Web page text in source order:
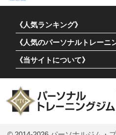
《人気ランキング》
《人気のパーソナルトレーニ
《当サイトについて》